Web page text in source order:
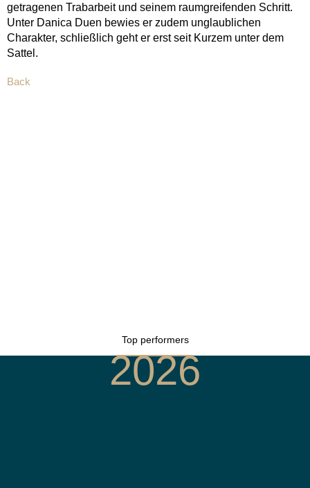
getragenen Trabarbeit und seinem raumgreifenden Schritt.
Unter Danica Duen bewies er zudem unglaublichen
Charakter, schließlich geht er erst seit Kurzem unter dem
Sattel.
Back
Top performers
2026